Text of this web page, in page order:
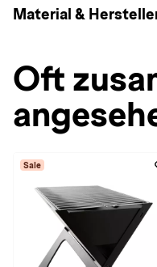
Material &
Oft
Sale